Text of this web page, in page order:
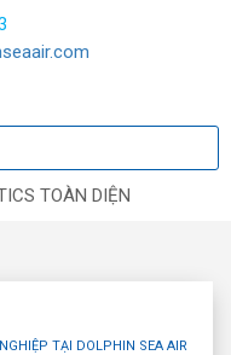
TẠI DOLPHIN SEA AIR